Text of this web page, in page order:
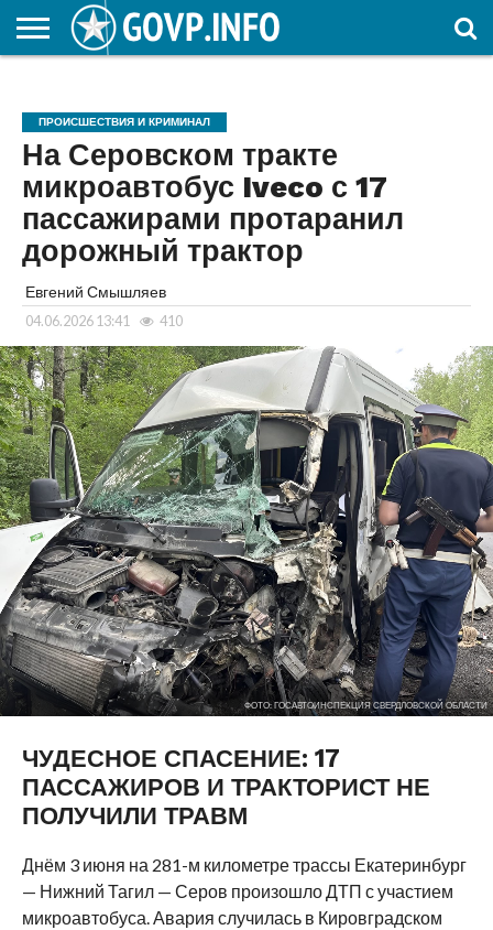
ОБРАЗОВАНИЕ
ПРОИСШЕСТВИЯ И КРИМИНАЛ
На Серовском тракте
микроавтобус Iveco с 17
пассажирами протаранил
дорожный трактор
Евгений Смышляев
04.06.2026 13:41 410
ФОТО: ГОСАВТОИНСПЕКЦИЯ СВЕРДЛОВСКОЙ ОБЛАСТИ
ЧУДЕСНОЕ СПАСЕНИЕ: 17
ПАССАЖИРОВ И ТРАКТОРИСТ НЕ
ПОЛУЧИЛИ ТРАВМ
Днём 3 июня на 281-м километре трассы Екатеринбург
— Нижний Тагил — Серов произошло ДТП с участием
микроавтобуса. Авария случилась в Кировградском